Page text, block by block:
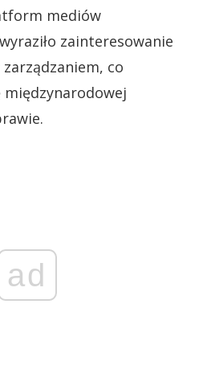
mediów
zainteresowanie
co
ad